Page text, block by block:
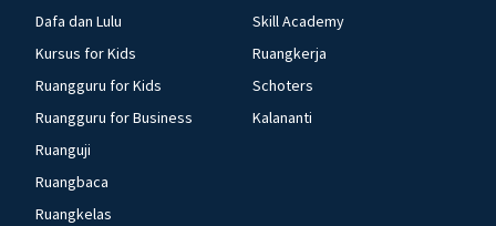
Dafa dan Lulu
Kursus for Kids
Ruangguru for Kids
Ruangguru for Business
Ruanguji
Ruangbaca
Ruangkelas
Skill Academy
Ruangkerja
Schoters
Kalananti